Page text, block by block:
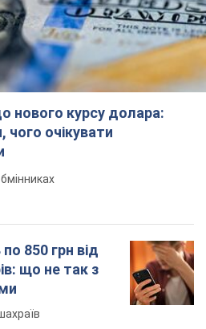
нового курсу долара:
чого очікувати
850 грн від
що не так з